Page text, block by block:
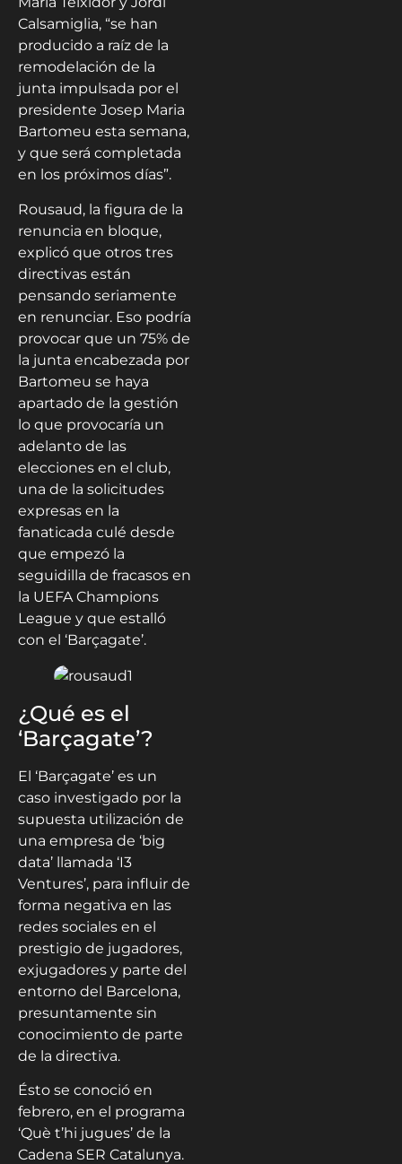
Calsamiglia, “se han
producido a raíz de la
remodelación de la
junta impulsada por el
presidente Josep Maria
Bartomeu esta semana,
y que será completada
en los próximos días”.
Rousaud, la figura de la
renuncia en bloque,
explicó que otros tres
directivas están
pensando seriamente
en renunciar. Eso podría
provocar que un 75% de
la junta encabezada por
Bartomeu se haya
apartado de la gestión
lo que provocaría un
adelanto de las
elecciones en el club,
una de la solicitudes
expresas en la
fanaticada culé desde
que empezó la
seguidilla de fracasos en
la UEFA Champions
League y que estalló
con el ‘Barçagate’.
¿Qué es el
‘Barçagate’?
El ‘Barçagate’ es un
caso investigado por la
supuesta utilización de
una empresa de ‘big
data’ llamada ‘I3
Ventures’, para influir de
forma negativa en las
redes sociales en el
prestigio de jugadores,
exjugadores y parte del
entorno del Barcelona,
presuntamente sin
conocimiento de parte
de la directiva.
Ésto se conoció en
febrero, en el programa
‘Què t’hi jugues’ de la
Cadena SER Catalunya.